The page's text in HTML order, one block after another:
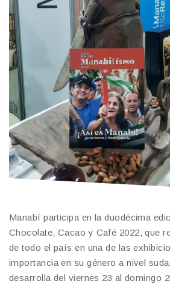
Manabí participa en la duodécima
Chocolate, Cacao y Café 2022, que
de todo el país en una de las
importancia en su género a nivel
desarrolla del viernes 23 al domingo